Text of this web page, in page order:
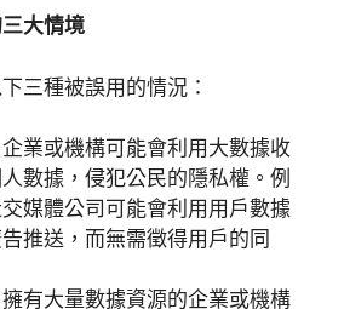
大情境
三種被誤用的情況：
企業或機構可能會利用大數據收
數據，侵犯公民的隱私權。例
媒體公司可能會利用用戶數據
推送，而無需徵得用戶的同
擁有大量數據資源的企業或機構